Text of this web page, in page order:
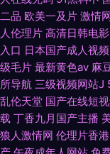
二品 欧美一及片 激情
人伦理片 高清日韩电影
入口 日本国产成人视频
级毛片 最新黄色av 麻
所导航 三级视频网站J
乱伦天堂 国产在线短
载 丁香九月国产主播
狼人激情网 伦理片香港